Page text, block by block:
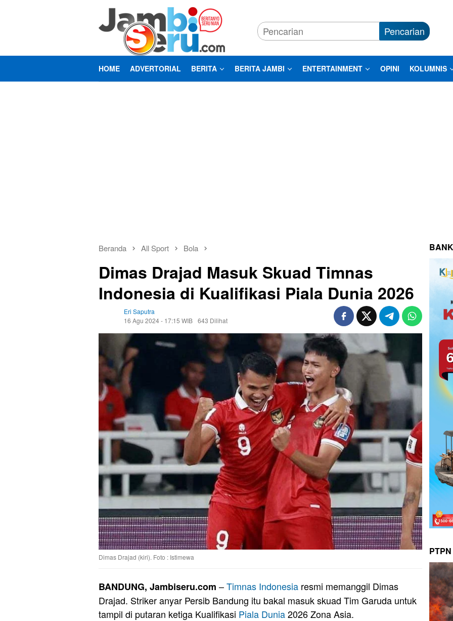
Pencarian
HOME ADVERTORIAL BERITA BERITA JAMBI ENTERTAINMENT OPINI KOLUMNIS
Beranda All Sport Bola
Dimas Drajad Masuk Skuad Timnas
Indonesia di Kualifikasi Piala Dunia 2026
Eri Saputra
16 Agu 2024 - 17:15 WIB 643 Dilihat
Dimas Drajad (kiri). Foto : Istimewa
BANDUNG, Jambiseru.com –Timnas Indonesia resmi memanggil Dimas
Drajad. Striker anyar Persib Bandung itu bakal masuk skuad Tim Garuda untuk
tampil di putaran ketiga Kualifikasi Piala Dunia2026 Zona Asia.